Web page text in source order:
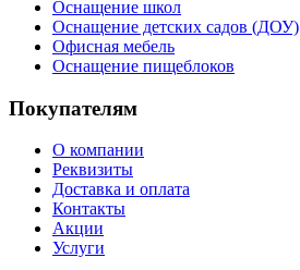
Оснащение школ
Оснащение детских садов (ДОУ)
Офисная мебель
Оснащение пищеблоков
Покупателям
О компании
Реквизиты
Доставка и оплата
Контакты
Акции
Услуги